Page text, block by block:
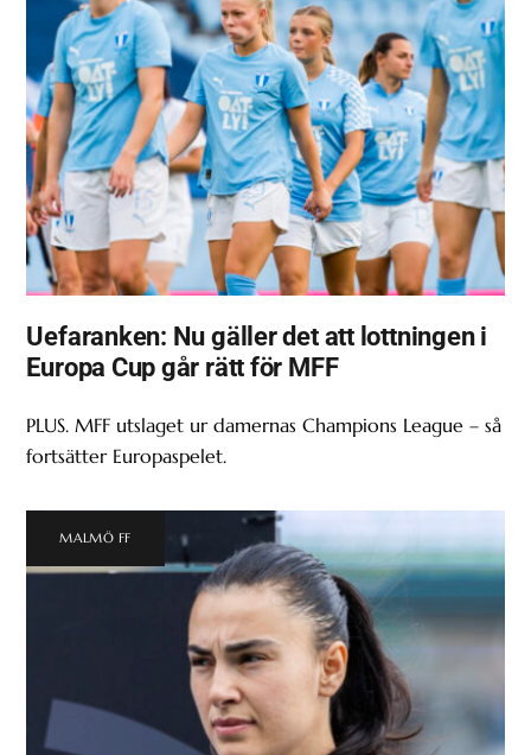
Uefaranken: Nu gäller det att lottningen i
Europa Cup går rätt för MFF
PLUS. MFF utslaget ur damernas Champions League – så
fortsätter Europaspelet.
MALMÖ FF